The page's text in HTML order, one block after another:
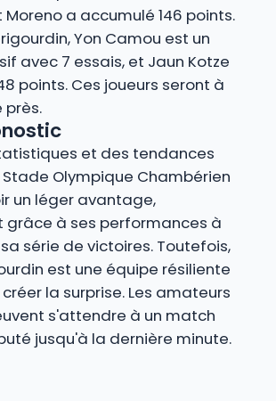
a accumulé 146 points.
Yon Camou est un
avec 7 essais, et Jaun Kotze
points. Ces joueurs seront à
près.
et des tendances
Olympique Chambérien
un léger avantage,
à ses performances à
série de victoires. Toutefois,
est une équipe résiliente
la surprise. Les amateurs
s'attendre à un match
jusqu'à la dernière minute.